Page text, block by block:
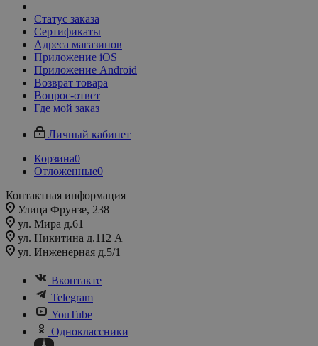
Статус заказа
Сертификаты
Адреса магазинов
Приложение iOS
Приложение Android
Возврат товара
Вопрос-ответ
Где мой заказ
Личный кабинет
Корзина0
Отложенные0
Контактная информация
Улица Фрунзе, 238​
ул. Мира д.61
ул. Никитина д.112 А
ул. Инженерная д.5/1
Вконтакте
Telegram
YouTube
Одноклассники